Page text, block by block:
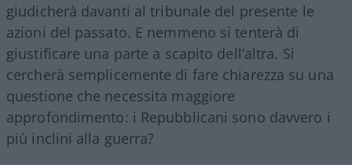
giudicherà davanti al tribunale del presente le
azioni del passato. E nemmeno si tenterà di
giustificare una parte a scapito dell’altra. Si
cercherà semplicemente di fare chiarezza su una
questione che necessita maggiore
approfondimento: i Repubblicani sono davvero i
più inclini alla guerra?